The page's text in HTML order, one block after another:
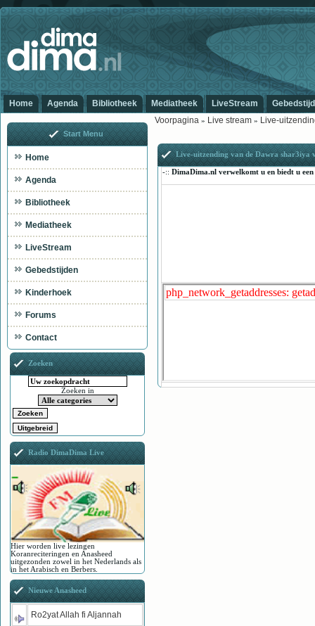
Home Agenda Bibliotheek Mediatheek LiveStream
Voorpagina » Live stream » Live-
Live-uitzending van de Dawra shar3iya
-:: DimaDima.nl verwelkomt u en biedt u
Start Menu
Home
Agenda
Bibliotheek
Mediatheek
LiveStream
Gebedstijden
Kinderhoek
Forums
Contact
Zoeken
Zoeken in
Radio DimaDima Live
Hier worden live lezingen
Koranreciteringen en Anasheed
uitgezonden zowel in het Nederlands als
in het Arabisch en Berbers.
Nieuwe Anasheed
Ro2yat Allah fi Aljannah